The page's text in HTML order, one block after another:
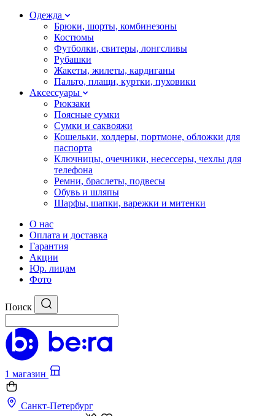
Одежда
Брюки, шорты, комбинезоны
Костюмы
Футболки, свитеры, лонгсливы
Рубашки
Жакеты, жилеты, кардиганы
Пальто, плащи, куртки, пуховики
Аксессуары
Рюкзаки
Поясные сумки
Сумки и саквояжи
Кошельки, холдеры, портмоне, обложки для
паспорта
Ключницы, очечники, несессеры, чехлы для
телефона
Ремни, браслеты, подвесы
Обувь и шляпы
Шарфы, шапки, варежки и митенки
О нас
Оплата и доставка
Гарантия
Акции
Юр. лицам
Фото
Поиск
1 магазин
Санкт-Петербург